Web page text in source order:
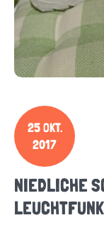
25 OKT.
2017
NIEDLICHE